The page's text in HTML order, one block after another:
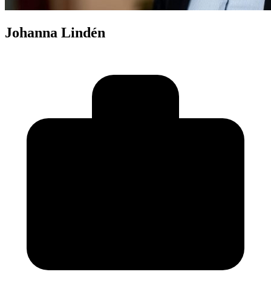
Johanna Lindén